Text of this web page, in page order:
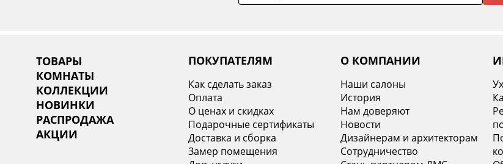
ТОВАРЫ
КОМНАТЫ
КОЛЛЕКЦИИ
НОВИНКИ
РАСПРОДАЖА
АКЦИИ
ПОКУПАТЕЛЯМ
Как сделать заказ
Оплата
О ценах и скидках
Подарочные сертификаты
Доставка и сборка
Замер помещения
О КОМПАНИИ
Наши салоны
История
Нам доверяют
Новости
Дизайнерам и архитекторам
Сотрудничество